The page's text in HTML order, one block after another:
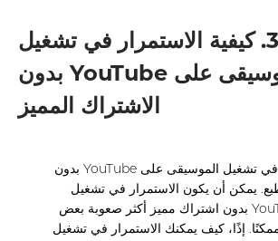
الجزء 3. كيفية الاستمرار في تشغيل
الموسيقى على YouTube بدون
الاشتراك المميز
هل يمكنك الاستمرار في تشغيل الموسيقى على YouTube بدون
يمكن أن يكون الاستمرار في تشغيل
الموسيقى على YouTube بدون اشتراك مميز أكثر صعوبة بعض
إذًا، كيف يمكنك الاستمرار في تشغيل